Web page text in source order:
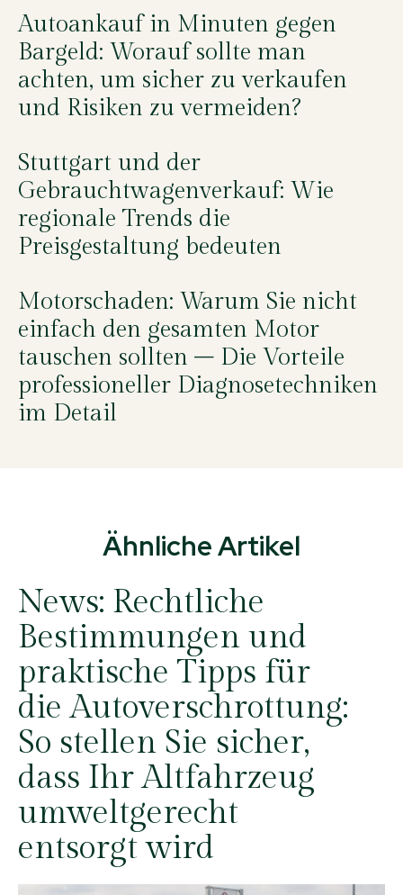
Autoankauf in Minuten gegen
Bargeld: Worauf sollte man
achten, um sicher zu verkaufen
und Risiken zu vermeiden?
Stuttgart und der
Gebrauchtwagenverkauf: Wie
regionale Trends die
Preisgestaltung bedeuten
Motorschaden: Warum Sie nicht
einfach den gesamten Motor
tauschen sollten – Die Vorteile
professioneller Diagnosetechniken
im Detail
Ähnliche Artikel
News: Rechtliche
Bestimmungen und
praktische Tipps für
die Autoverschrottung:
So stellen Sie sicher,
dass Ihr Altfahrzeug
umweltgerecht
entsorgt wird